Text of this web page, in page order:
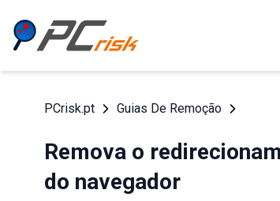
PCrisk.pt Guias De Remoção
Remova o
do navegador